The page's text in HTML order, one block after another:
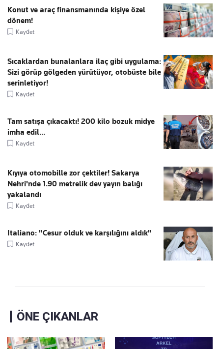
Konut ve araç finansmanında kişiye özel
dönem!
Kaydet
Sıcaklardan bunalanlara ilaç gibi uygulama:
Sizi görüp gölgeden yürütüyor, otobüste bile
serinletiyor!
Kaydet
Tam satışa çıkacaktı! 200 kilo bozuk midye
imha edil...
Kaydet
Kıyıya otomobille zor çektiler! Sakarya
Nehri'nde 1.90 metrelik dev yayın balığı
yakalandı
Kaydet
Italiano: "Cesur olduk ve karşılığını aldık"
Kaydet
ÖNE ÇIKANLAR